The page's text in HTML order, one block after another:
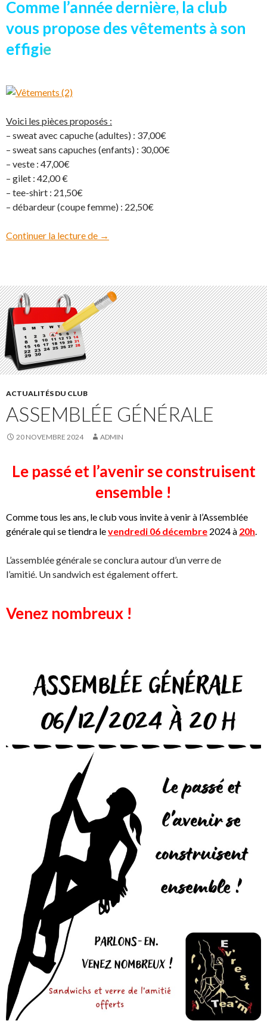
Comme l’année dernière, la club
vous propose des vêtements à son
effigie
Voici les pièces proposés :
– sweat avec capuche (adultes) : 37,00€
– sweat sans capuches (enfants) : 30,00€
– veste : 47,00€
– gilet : 42,00 €
– tee-shirt : 21,50€
– débardeur (coupe femme) : 22,50€
Continuer la lecture de Vente de vêtements
→
ACTUALITÉS DU CLUB
ASSEMBLÉE GÉNÉRALE
20 NOVEMBRE 2024 ADMIN
Le passé et l’avenir se construisent
ensemble !
Comme tous les ans, le club vous invite à venir à l’Assemblée
générale qui se tiendra levendredi 06 décembre 2024 à 20h
L’assemblée générale se conclura autour d’un verre de
l’amitié. Un sandwich est également offert.
Venez nombreux !